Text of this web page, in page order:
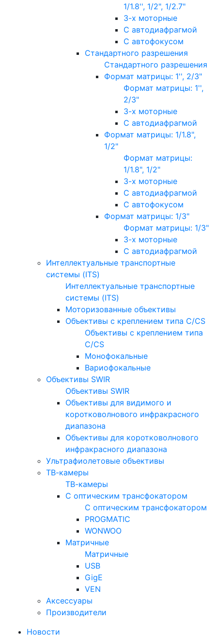
1/1.8'', 1/2", 1/2.7"
3-х моторные
С автодиафрагмой
С автофокусом
Стандартного разрешения
Стандартного разрешения
Формат матрицы: 1'', 2/3"
Формат матрицы: 1'',
2/3"
3-х моторные
С автодиафрагмой
Формат матрицы: 1/1.8",
1/2"
Формат матрицы:
1/1.8", 1/2"
3-х моторные
С автодиафрагмой
С автофокусом
Формат матрицы: 1/3"
Формат матрицы: 1/3"
3-х моторные
С автодиафрагмой
Интеллектуальные транспортные
системы (ITS)
Интеллектуальные транспортные
системы (ITS)
Моторизованные объективы
Объективы с креплением типа C/CS
Объективы с креплением типа
C/CS
Монофокальные
Вариофокальные
Объективы SWIR
Объективы SWIR
Объективы для видимого и
коротковолнового инфракрасного
диапазона
Объективы для коротковолнового
инфракрасного диапазона
Ультрафиолетовые объективы
ТВ-камеры
ТВ-камеры
С оптическим трансфокатором
С оптическим трансфокатором
PROGMATIC
WONWOO
Матричные
Матричные
USB
GigE
VEN
Аксессуары
Производители
Новости